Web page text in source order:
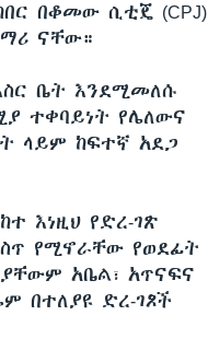
በቆመው ሲቲጄ (CPJ)
ናቸው።
ቤት እንደሚመለሱ
ተቀባይነት የሌለውና
ላይም ከፍተኛ አደጋ
እነዚህ የድረ-ገጽ
የሚኖራቸው የወደፊት
አቤል፣ አጥናፍና
በተለያዩ ድረ-ገጾች